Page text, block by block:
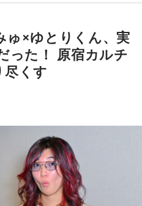
頃、犠牲となった方で、お名
一人だったんです」
た「八王子の空襲と戦災の記
戦没者のご遺族の方とお逢い
を行うようになりました。た
は、夏休みに恋人と初めて2
ーに行く予定ですが、お互い
『真夏の全国ツアー2026』東
オルを持って観に行きま
くっていいね！ でも、夏のデ
夏に行ったことがあるけど、
めちゃくちゃ暑いんだよね。
れてるじゃない（笑）？ せっ
に、汗でびちゃびちゃになっ
ゅ×ゆとりくん、実
った！ 原宿カルチ
尽くす